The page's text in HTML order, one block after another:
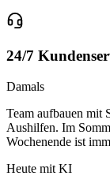
24/7
Damals
Team aufbauen mit
Aushilfen. Im
Wochenende ist
Heute mit KI